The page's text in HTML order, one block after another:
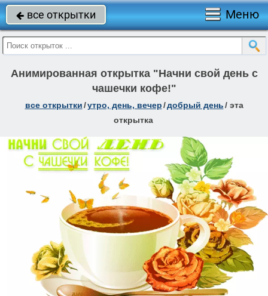
 все открытки Меню
Анимированная открытка "Начни свой день с
чашечки кофе!"
все открытки/утро, день, вечер/добрый день/ эта
открытка